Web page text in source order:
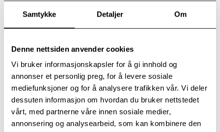
Samtykke Detaljer Om
Denne nettsiden anvender cookies
Vi bruker informasjonskapsler for å gi innhold og
annonser et personlig preg, for å levere sosiale
mediefunksjoner og for å analysere trafikken vår. Vi deler
dessuten informasjon om hvordan du bruker nettstedet
vårt, med partnerne våre innen sosiale medier,
annonsering og analysearbeid, som kan kombinere den
Musiker/kulturarbeider
+4732749709
+4799496650